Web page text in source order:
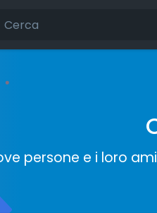
persone e i loro